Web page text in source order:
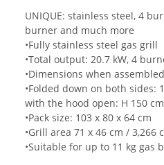
UNIQUE: stainless steel, 4
burner and much more
•Fully stainless steel gas grill
•Total output: 20.7 kW, 4
•Dimensions when
•Folded down on both sides:
with the hood open: H 150
•Pack size: 103 x 80 x 64 cm
•Grill area 71 x 46 cm / 3,266
•Suitable for up to 11 kg gas